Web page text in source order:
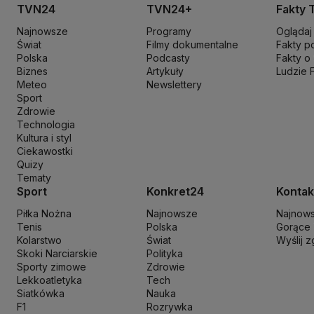
Koalicja Obywatelska
KonfederacjaKrajowa Administracja
Ministerstwo Aktywów PaństwowychMinisterstwo Edukacji i
Ministerstwo Rozwoju i TechnologiiMinisterstwo Sportu i
Ministerstwo Nauki i Szkolnictwa Wyższego
Ministerstwo
Naczelny Sąd AdministracyjnyNajwyższa Izba Kontroli
Nowa Lewica
PKP CargoPKP Intercity
Prokuratura Krajowa
Rzecznik Praw Dziecka
Sławomir Mentzen
Szymon Hołownia
Tadeusz RydzykTikTok Tobiasz Bocheński
TVN24
Najnowsze
Świat
Polska
Biznes
Meteo
Sport
Zdrowie
Technologia
Kultura i styl
Ciekawostki
Quizy
Tematy
TVN24+
Programy
Filmy dokumentalne
Podcasty
Artykuły
Newslettery
Fakty
Fakty
Fakty o
Ludzie
Sport
Piłka Nożna
Tenis
Kolarstwo
Skoki Narciarskie
Sporty zimowe
Lekkoatletyka
Siatkówka
F1
Konkret24
Najnowsze
Polska
Świat
Polityka
Zdrowie
Tech
Nauka
Rozrywka
Gorące
Wyślij